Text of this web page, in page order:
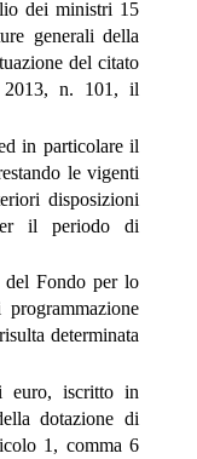
dei ministri 15
generali della
del citato
2013, n. 101, il
in particolare il
le vigenti
disposizioni
il periodo di
del Fondo per lo
determinata
iscritto in
dotazione di
1, comma 6